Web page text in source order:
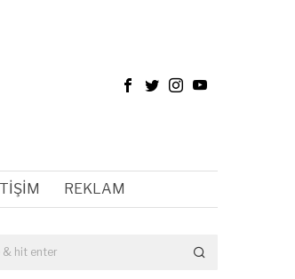
REKLAM